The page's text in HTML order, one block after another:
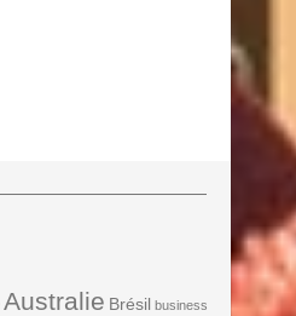
Australie Brésil business